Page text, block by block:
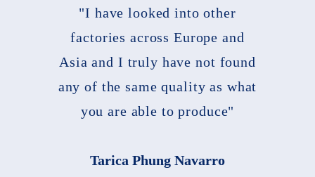
"I have looked into other
factories across Europe and
Asia and I truly have not found
any of the same quality as what
you are able to produce"
Tarica Phung Navarro